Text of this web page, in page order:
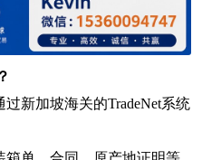
新加坡海关的TradeNet系统